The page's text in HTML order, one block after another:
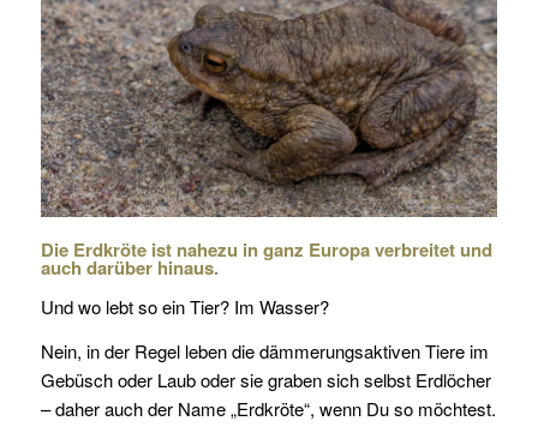
Die Erdkröte ist nahezu in ganz Europa verbreitet und
auch darüber hinaus.
Und wo lebt so ein Tier? Im Wasser?
Nein, in der Regel leben die dämmerungsaktiven Tiere im
Gebüsch oder Laub oder sie graben sich selbst Erdlöcher
– daher auch der Name „Erdkröte“, wenn Du so möchtest.